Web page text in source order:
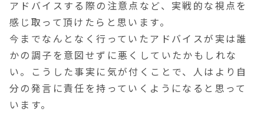
アドバイスする際の注意点など、実戦的な視点を
感じ取って頂けたらと思います。
今までなんとなく行っていたアドバイスが実は誰
かの調子を意図せずに悪くしていたかもしれな
い。こうした事実に気が付くことで、人はより自
分の発言に責任を持っていくようになると思って
います。